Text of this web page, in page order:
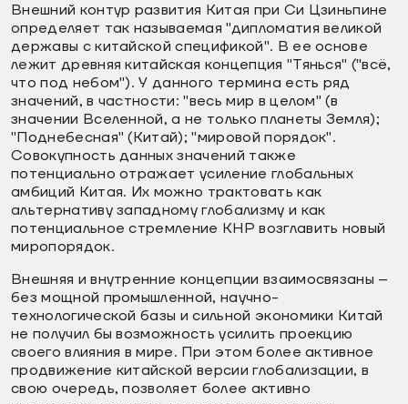
Внешний контур развития Китая при Си Цзиньпине
определяет так называемая "дипломатия великой
державы с китайской спецификой". В ее основе
лежит древняя китайская концепция "Тянься" ("всё,
что под небом"). У данного термина есть ряд
значений, в частности: "весь мир в целом" (в
значении Вселенной, а не только планеты Земля);
"Поднебесная" (Китай); "мировой порядок".
Совокупность данных значений также
потенциально отражает усиление глобальных
амбиций Китая. Их можно трактовать как
альтернативу западному глобализму и как
потенциальное стремление КНР возглавить новый
миропорядок.
Внешняя и внутренние концепции взаимосвязаны –
без мощной промышленной, научно-
технологической базы и сильной экономики Китай
не получил бы возможность усилить проекцию
своего влияния в мире. При этом более активное
продвижение китайской версии глобализации, в
свою очередь, позволяет более активно